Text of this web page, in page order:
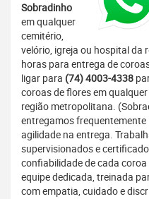
Sobradinho
em qualquer
cemitério,
velório, igreja ou hospital da
horas para entrega de
ligar para (74) 4003-4338
coroas de flores em
região metropolitana.
entregamos
agilidade na entrega.
supervisionados e
confiabilidade de cada
equipe dedicada, treinada
com empatia, cuidado e